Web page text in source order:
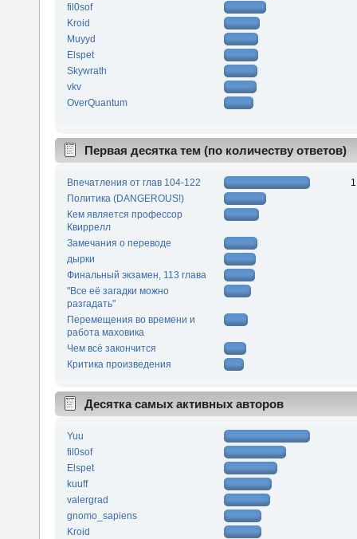
fil0sof
Kroid
Muyyd
Elspet
Skywrath
vkv
OverQuantum
Первая десятка тем (по количеству ответов)
Впечатления от глав 104-122
Политика (DANGEROUS!)
Кем является профессор
Квиррелл
Замечания о переводе
дырки
Финальный экзамен, 113 глава
"Все её загадки можно
разгадать"
Перемещения во времени и
работа маховика
Чем всё закончится
Критика произведения
Десятка самых активных авторов
Yuu
fil0sof
Elspet
kuuff
valergrad
gnomo_sapiens
Kroid